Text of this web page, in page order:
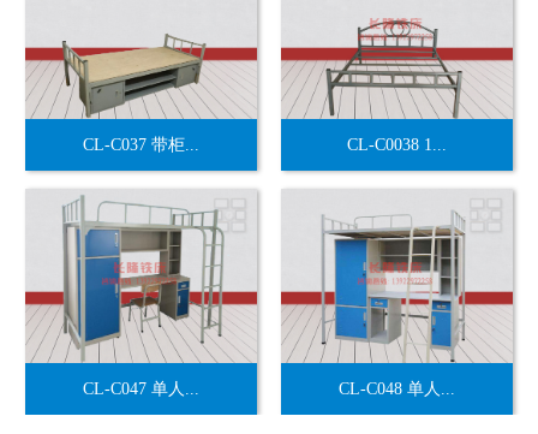
CL-C037 带柜... CL-C0038 1...
CL-C047 单人... CL-C048 单人...